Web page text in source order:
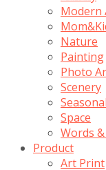
Modern
Nature
Painting
Photo
Scenery
Space
Words
Product
Art Print